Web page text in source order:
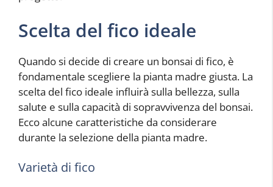
Scelta del fico ideale
Quando si decide di creare un bonsai di fico, è
fondamentale scegliere la pianta madre giusta. La
scelta del fico ideale influirà sulla bellezza, sulla
salute e sulla capacità di sopravvivenza del bonsai.
Ecco alcune caratteristiche da considerare
durante la selezione della pianta madre.
Varietà di fico